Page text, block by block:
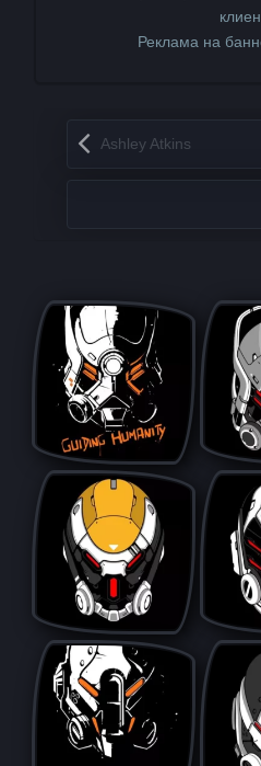
Реклама на
Запись навигация
Ashley Atkins